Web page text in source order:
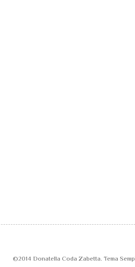
©2014 Donatella Coda Zabetta. Tema